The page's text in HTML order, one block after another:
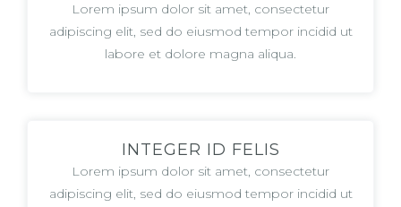
Lorem ipsum dolor sit amet, consectetur
adipiscing elit, sed do eiusmod tempor incidid ut
labore et dolore magna aliqua.
INTEGER ID FELIS
Lorem ipsum dolor sit amet, consectetur
adipiscing elit, sed do eiusmod tempor incidid ut